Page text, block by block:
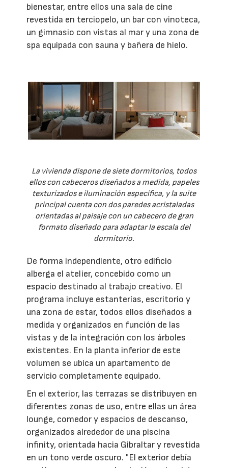
bienestar, entre ellos una sala de cine
revestida en terciopelo, un bar con vinoteca,
un gimnasio con vistas al mar y una zona de
spa equipada con sauna y bañera de hielo.
La vivienda dispone de siete dormitorios, todos
ellos con cabeceros diseñados a medida, papeles
texturizados e iluminación específica, y la suite
principal cuenta con dos paredes acristaladas
orientadas al paisaje con un cabecero de gran
formato diseñado para adaptar la escala del
dormitorio.
De forma independiente, otro edificio
alberga el atelier, concebido como un
espacio destinado al trabajo creativo. El
programa incluye estanterías, escritorio y
una zona de estar, todos ellos diseñados a
medida y organizados en función de las
vistas y de la integración con los árboles
existentes. En la planta inferior de este
volumen se ubica un apartamento de
servicio completamente equipado.
En el exterior, las terrazas se distribuyen en
diferentes zonas de uso, entre ellas un área
lounge, comedor y espacios de descanso,
organizados alrededor de una piscina
infinity, orientada hacia Gibraltar y revestida
en un tono verde oscuro. "El exterior debía